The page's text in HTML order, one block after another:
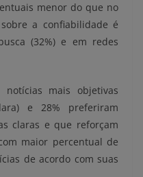
menor do que no
a confiabilidade é
(32%) e em redes
mais objetivas
e 28% preferiram
claras e que reforçam
maior percentual de
de acordo com suas